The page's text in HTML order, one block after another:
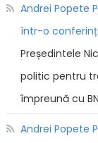
Andrei Popete
într-o
Președintele
politic pentru
împreună cu
Andrei Popete